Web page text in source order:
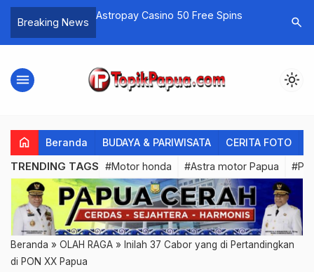
Breaking News
Minta Gunakan Sistim Noken,
Yalimo di ’Sandera’ Paslon
Jelang
search
menu light_mode
home Beranda BUDAYA & PARIWISATA CERITA FOTO
TRENDING TAGS #Motor honda #Astra motor Papua
Beranda » OLAH RAGA » Inilah 37 Cabor yang di Pertandingkan
di PON XX Papua